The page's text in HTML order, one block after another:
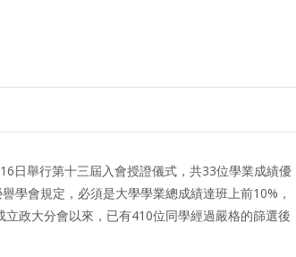
日舉行第十三屆入會授證儀式，共33位學業成績優
學會規定，必須是大學學業總成績達班上前10%，
政大分會以來，已有410位同學經過嚴格的篩選後